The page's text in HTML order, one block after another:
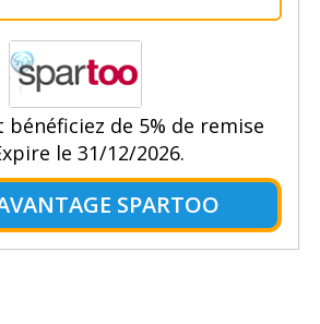
bénéficiez de 5% de remise
le 31/12/2026.
SPARTOO